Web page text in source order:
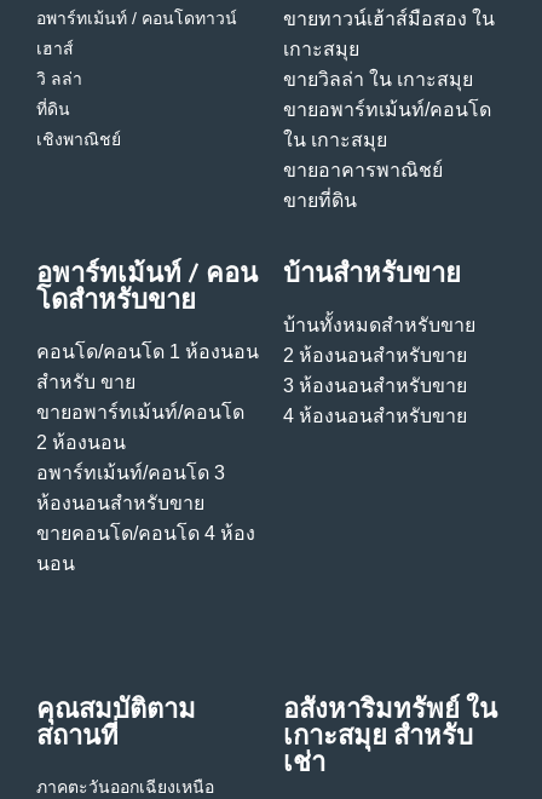
อพาร์ทเม้นท์ / คอนโดทาวน์
เฮาส์
วิ ลล่า
ที่ดิน
เชิงพาณิชย์
ขายทาวน์เฮ้าส์มือสอง ใน
เกาะสมุย
ขายวิลล่า ใน เกาะสมุย
ขายอพาร์ทเม้นท์/คอนโด
ใน เกาะสมุย
ขายอาคารพาณิชย์
ขายที่ดิน
อพาร์ทเม้นท์ / คอน
โดสําหรับขาย
คอนโด/คอนโด 1 ห้องนอน
สําหรับ ขาย
ขายอพาร์ทเม้นท์/คอนโด
2 ห้องนอน
อพาร์ทเม้นท์/คอนโด 3
ห้องนอนสําหรับขาย
ขายคอนโด/คอนโด 4 ห้อง
นอน
บ้านสําหรับขาย
บ้านทั้งหมดสําหรับขาย
2 ห้องนอนสําหรับขาย
3 ห้องนอนสําหรับขาย
4 ห้องนอนสําหรับขาย
คุณสมบัติตาม
สถานที่
ภาคตะวันออกเฉียงเหนือ
อสังหาริมทรัพย์ ใน
เกาะสมุย สําหรับ
เช่า